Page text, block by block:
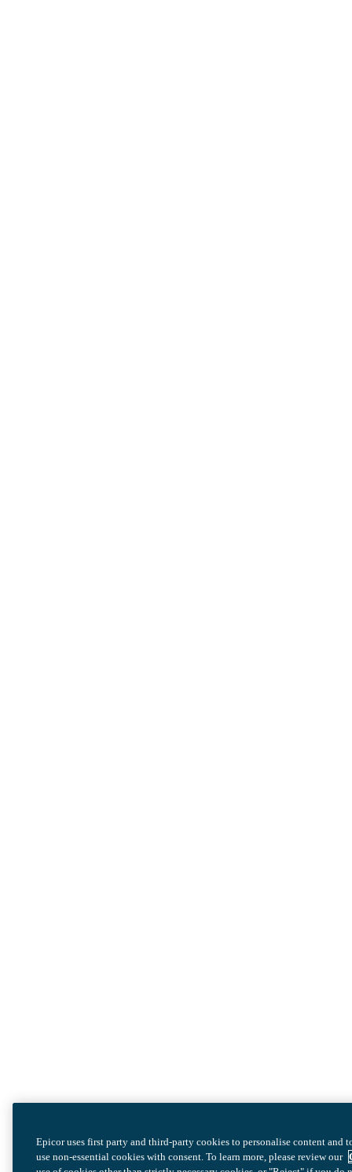
Epicor uses first party and third-party cookies to personalise content and
use non-essential cookies with consent. To learn more, please review our